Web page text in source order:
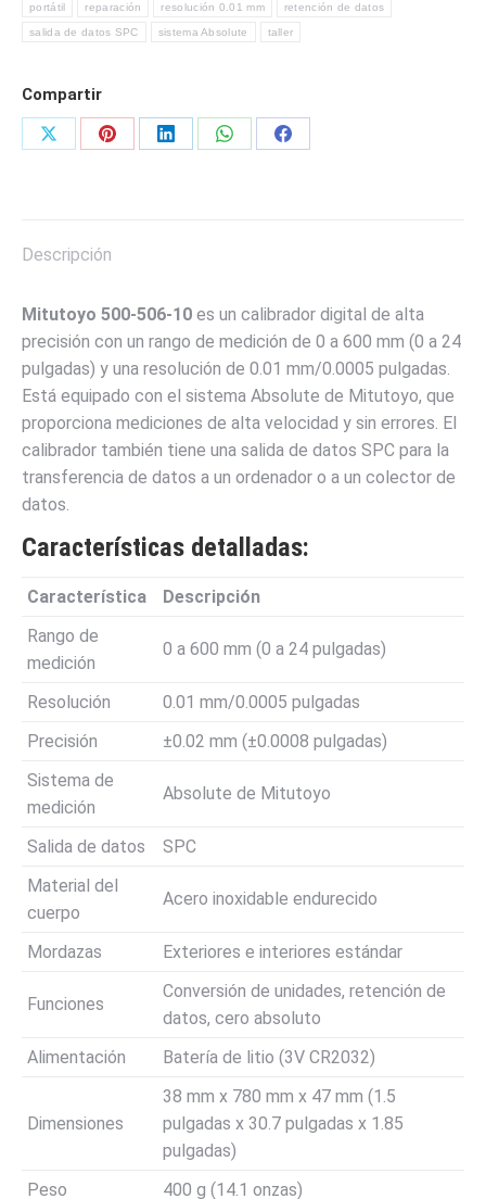
MITUTOYO
portátil reparación resolución 0.01 mm retención de datos
salida de datos SPC sistema Absolute taller
Compartir
Share
Share
Share
Share
Share
Descripción
Mitutoyo 500-506-10 es un calibrador digital de alta
precisión con un rango de medición de 0 a 600 mm (0 a 24
pulgadas) y una resolución de 0.01 mm/0.0005 pulgadas.
Está equipado con el sistema Absolute de Mitutoyo, que
proporciona mediciones de alta velocidad y sin errores. El
calibrador también tiene una salida de datos SPC para la
transferencia de datos a un ordenador o a un colector de
datos.
Características detalladas:
Característica
Descripción
Rango de
medición
0 a 600 mm (0 a 24 pulgadas)
Resolución
0.01 mm/0.0005 pulgadas
Precisión
±0.02 mm (±0.0008 pulgadas)
Sistema de
medición
Absolute de Mitutoyo
Salida de datos
SPC
Material del
cuerpo
Acero inoxidable endurecido
Mordazas Exteriores e interiores estándar
Funciones
Conversión de unidades, retención de
datos, cero absoluto
Alimentación
Batería de litio (3V CR2032)
Dimensiones
38 mm x 780 mm x 47 mm (1.5
pulgadas x 30.7 pulgadas x 1.85
pulgadas)
Peso
400 g (14.1 onzas)